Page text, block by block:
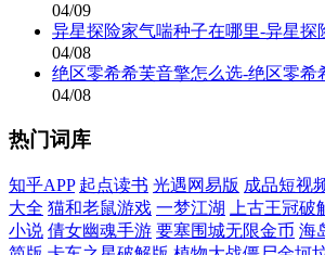
04/09
异星探险家气喘种子在哪里-异星探
04/08
绝区零希希芙音擎怎么选-绝区零希
04/08
热门词库
知乎APP 起点读书 光遇网易版 成品短视
大全 猫和老鼠游戏 一梦江湖 上古王冠破
小说 倩女幽魂手游 要塞围城无限金币 海